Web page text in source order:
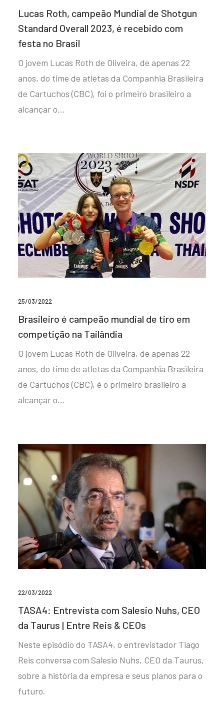
Lucas Roth, campeão Mundial de Shotgun
Standard Overall 2023, é recebido com
festa no Brasil
O jovem Lucas Roth de Oliveira, de apenas 22
anos, do time de atletas da Companhia Brasileira
de Cartuchos (CBC), foi o primeiro brasileiro a
alcançar o…
25/03/2022
Brasileiro é campeão mundial de tiro em
competição na Tailândia
O jovem Lucas Roth de Oliveira, de apenas 22
anos, do time de atletas da Companhia Brasileira
de Cartuchos (CBC), é o primeiro brasileiro a
alcançar o…
22/03/2022
TASA4: Entrevista com Salesio Nuhs, CEO
da Taurus | Entre Reis & CEOs
Neste episódio do TASA4, o entrevistador Tiago
Reis conversa com Salesio Nuhs, CEO da Taurus,
sobre a história da empresa e seus planos para o
futuro.